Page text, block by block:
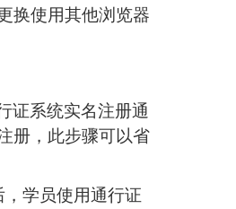
换使用其他浏览器
证系统实名注册通
册，此步骤可以省
，学员使用通行证